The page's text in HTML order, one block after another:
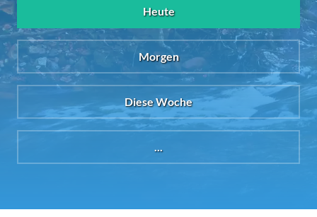
Heute
Morgen
Diese Woche